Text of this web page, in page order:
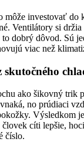
môže investovať do
Ventilátory si
dobrý dôvod. Sú
viac než
skutočného
ako šikovný trik
no prúdiaci
Výsledkom
človek cíti lepšie,
číslo.